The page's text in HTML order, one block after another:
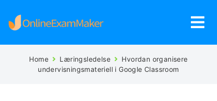
Home Læringsledelse
Hvordan organisere
undervisningsmateriell i Google Classroom